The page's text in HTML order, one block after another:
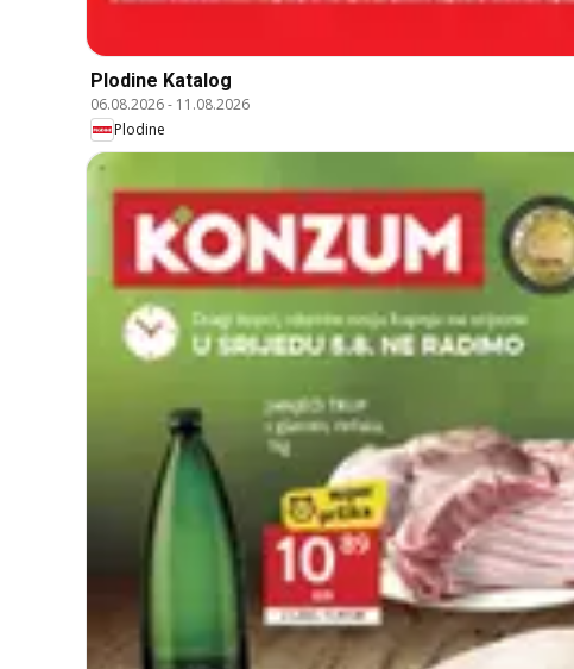
Plodine Katalog
06.08.2026- 11.08.2026
Plodine